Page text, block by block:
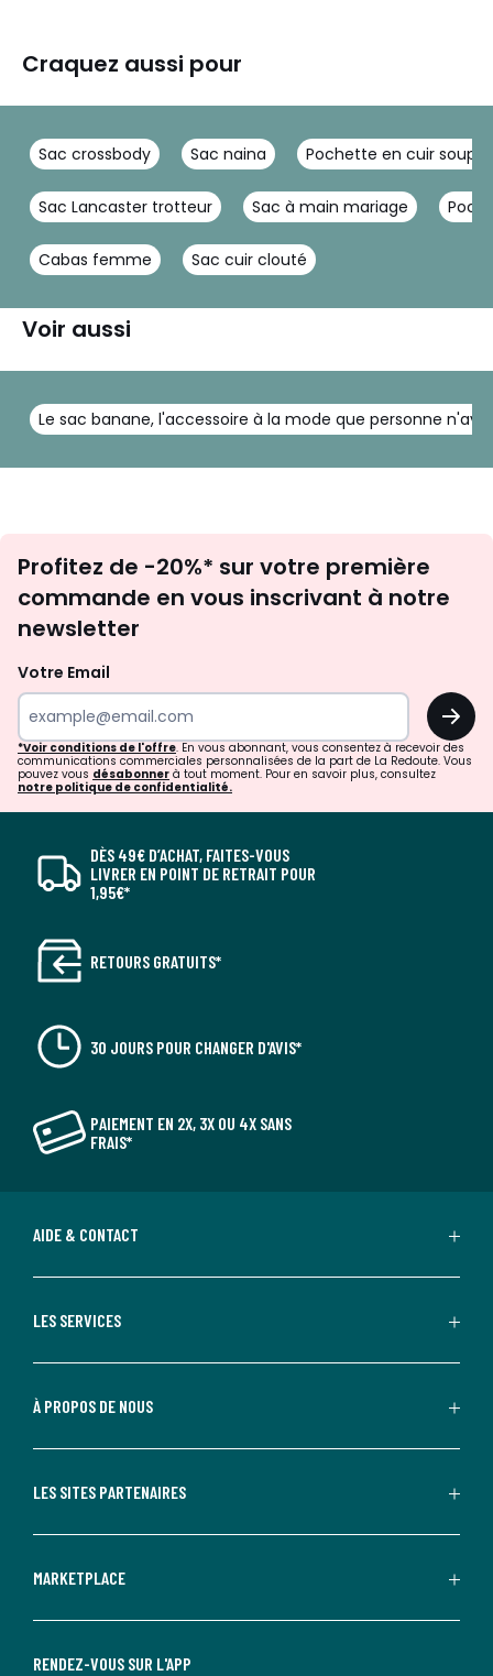
Craquez aussi pour
Sac crossbody Sac naina Pochette en cuir
Sac Lancaster trotteur Sac à main mariage
Cabas femme Sac cuir clouté
Voir aussi
Le sac banane, l'accessoire à la mode que personne
newsletter
Profitez de -20%* sur votre première
commande en vous inscrivant à notre
newsletter
Votre Email
OK
*Voir conditions de l'offre. En vous abonnant, vous consentez à recevoir des
communications commerciales personnalisées de la part de La Redoute. Vous
pouvez vous désabonner à tout moment. Pour en savoir plus, consultez
notre politique de confidentialité.
DÈS 49€ D’ACHAT, FAITES-VOUS
LIVRER EN POINT DE RETRAIT POUR
1,95€*
RETOURS GRATUITS*
30 JOURS POUR CHANGER D'AVIS*
PAIEMENT EN 2X, 3X OU 4X SANS
FRAIS*
AIDE & CONTACT
LES SERVICES
À PROPOS DE NOUS
LES SITES PARTENAIRES
MARKETPLACE
RENDEZ-VOUS SUR L'APP